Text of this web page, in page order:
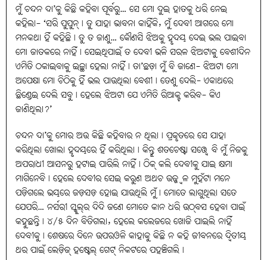
ମୁଁ ଚନ୍ଦନ ଦା’କୁ କିଛି କହିବା ପୂର୍ବରୁ… ସେ ମୋ ଦୁଇ ହାତକୁ ଧରି ନେଇ
କହିଲା- ‘ସରି ପୁପୁନ୍‌। ତୁ ଯାହା ଭାବନା କାହିଁକି, ମୁଁ ଦେବୀ ଆଗରେ ମୋ
ମନକଥା ହିଁ କହିଛି। ତୁ ତ ଜାଣୁ… କୌଣସି ଝିଅକୁ ହୃଦୟ ଦେଇ ଭଲ ପାଇବା
ମୋ ଜାତକରେ ନାହିଁ। ସେଇଥିପାଇଁ ତ ଦେବୀ ଭଳି ସରଳ ଝିଅଟାକୁ ବେଶୀଦିନ
ଏମିତି ଠକାଇବାକୁ ଇଚ୍ଛା ହେଲା ନାହିଁ। ତା’ଛଡ଼ା ମୁଁ ବି ଜାଣେ- ଝିଅଟା ମୋ
ଅପେକ୍ଷା ମୋ ଚିଠିକୁ ହିଁ ଭଲ ପାଉଥିଲା ବେଶୀ। ତେଣୁ ଦେଲି- ଏକାଥରେ
ଛିଣ୍ଡେଇ ଦେଲି ସବୁ। ହେଲେ ଝିଅଟା ଯେ ଏମିତି ରିଆକ୍ଟ କରିବ- କିଏ
ଜାଣିଥିଲା?’
ଚନ୍ଦନ ଦା’କୁ ମୋର ଅଉ କିଛି କହିବାର ନ ଥିଲା। ପ୍ରକୃତରେ ସେ ଯାହା
କରିଥିଲା ଖୋଲା ହୃଦୟରେ ହିଁ କରିଥିଲା। କିନ୍ତୁ ଶତଚେଷ୍ଟା ସତ୍ତ୍ବେ ବି ମୁଁ ନିଜକୁ
ଅପରାଧୀ ଆସନରୁ ହଟାଇ ପାରିଲି ନାହିଁ। ଠିକ୍‌ କଲି ଦେବୀକୁ ଯାଇ କ୍ଷମା
ମାଗିନେବି। ହେଲେ ଦେବୀର ସେଇ କରୁଣ ଅଥଚ ଉଜ୍ଜ୍ବଳ ମୁହଁଟା ମନେ
ପଡ଼ିଗଲେ ଭୟରେ ଜଡ଼ସଡ଼ ହୋଇ ଯାଉଥିଲି ମୁଁ। ମୋତେ ଲାଗୁଥିଲା ସତେ
ଯେପରି… ନର୍ସରୀ ସ୍କୁଲ୍‌ର ଦିଦି ଜଣେ ମୋତେ କାନ ଧରି ଉଠ୍‌ବସ ହେବା ପାଇଁ
କହୁଛନ୍ତି। ୪/୫ ଦିନ ବିତିଗଲା, ହେଲେ କଲେଜରେ ଖୋଜି ପାଇଲି ନାହିଁ
ଦେବୀକୁ। ଶେଷରେ ଦିନେ ଉପରଓଳି କାହାକୁ କିଛି ନ କହି ଜୀବନରେ ଦ୍ବିତୀୟ
ଥର ପାଇଁ ଲେଡ଼ିଜ୍‌ ହଷ୍ଟେଲ୍‌ ଗେଟ୍‌ ନିକଟରେ ପହଞ୍ଚିଗଲି।